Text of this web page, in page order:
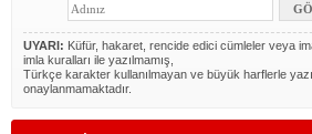
UYARI: Küfür, hakaret, rencide edici cümleler veya
imla kuralları ile yazılmamış,
Türkçe karakter kullanılmayan ve büyük harflerle
onaylanmamaktadır.